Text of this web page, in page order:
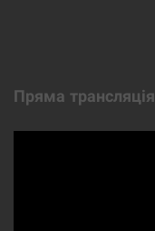
Пряма трансляція